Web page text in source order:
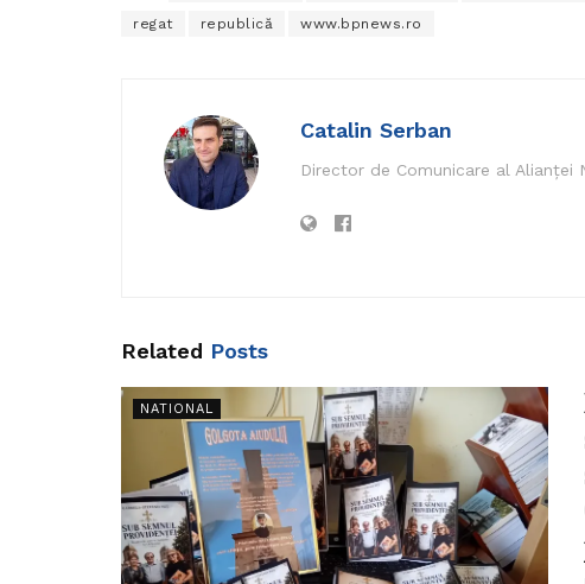
regat republică www.bpnews.ro
Catalin Serban
Director de Comunicare al Alianței
Related Posts
NATIONAL